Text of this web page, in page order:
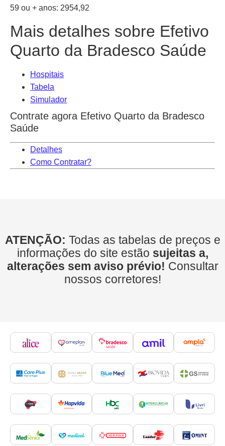
59 ou + anos: 2954,92
Mais detalhes sobre Efetivo
Quarto da Bradesco Saúde
Hospitais
Tabela
Simulador
Contrate agora Efetivo Quarto da Bradesco
Saúde
Detalhes
Como Contratar?
ATENÇÃO: Todas as tabelas de preços e
informações do site estão sujeitas a,
alterações sem aviso prévio! Consultar
nossos corretores!